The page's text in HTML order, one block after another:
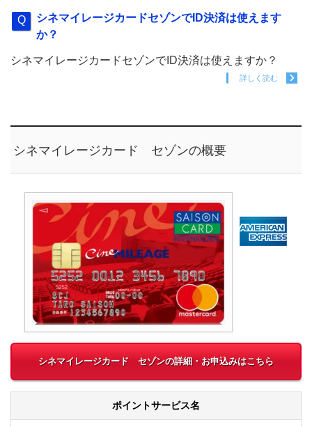
シネマイレージカードセゾンでID決済は使えます
か？
シネマイレージカードセゾンでID決済は使えますか？
詳しく読む
シネマイレージカード セゾンの概要
シネマイレージカード セゾンの詳細・お申込みはこちら
ポイントサービス名